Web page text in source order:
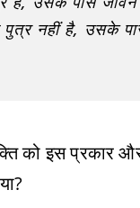
पुत्र नहीं है, उसके
को इस प्रकार